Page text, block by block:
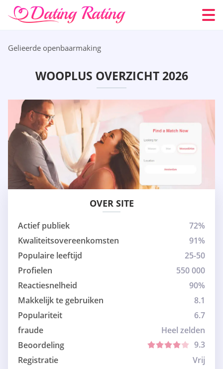
Gelieerde openbaarmaking
WOOPLUS OVERZICHT 2026
OVER SITE
Actief publiek
72%
Kwaliteitsovereenkomsten
91%
Populaire leeftijd
25-50
Profielen
550 000
Reactiesnelheid
90%
Makkelijk te gebruiken
8.1
Populariteit
6.7
fraude
Heel zelden
Beoordeling
9.3
Registratie
Vrij